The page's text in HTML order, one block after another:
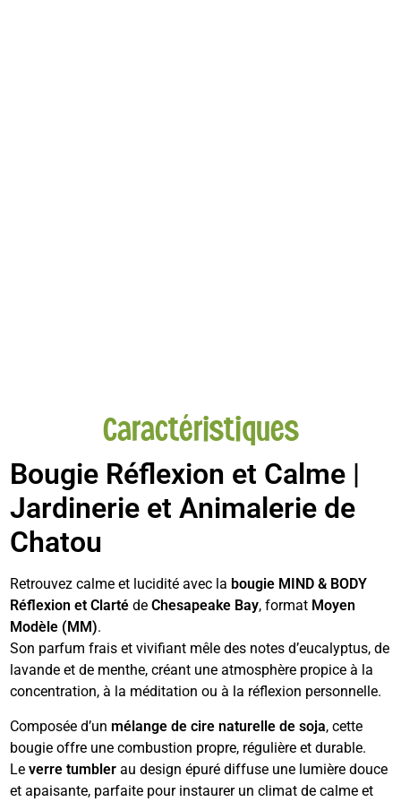
Caractéristiques
Bougie Réflexion et Calme |
Jardinerie et Animalerie de
Chatou
Retrouvez calme et lucidité avec la bougie MIND & BODY
Réflexion et Clarté deChesapeake Bay, format Moyen
Modèle (MM).
Son parfum frais et vivifiant mêle des notes d’eucalyptus, de
lavande et de menthe, créant une atmosphère propice à la
concentration, à la méditation ou à la réflexion personnelle.
Composée d’un mélange de cire naturelle de soja, cette
bougie offre une combustion propre, régulière et durable.
Leverre tumbler au design épuré diffuse une lumière douce
et apaisante, parfaite pour instaurer un climat de calme et